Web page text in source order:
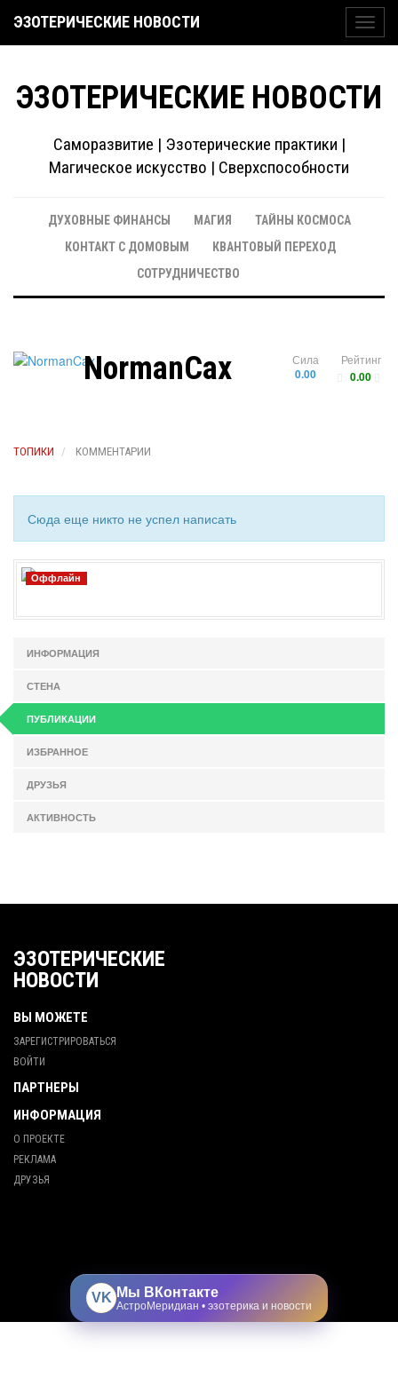
ЭЗОТЕРИЧЕСКИЕ НОВОСТИ
ЭЗОТЕРИЧЕСКИЕ НОВОСТИ
Саморазвитие | Эзотерические практики |
Магическое искусство | Сверхспособности
ДУХОВНЫЕ ФИНАНСЫ МАГИЯ
ТАЙНЫ КОСМОСА
КОНТАКТ С ДОМОВЫМ
КВАНТОВЫЙ ПЕРЕХОД
СОТРУДНИЧЕСТВО
Рейтинг
0.00
Сила
0.00
NormanCax
ТОПИКИ КОММЕНТАРИИ
Сюда еще никто не успел написать
Оффлайн
ИНФОРМАЦИЯ
СТЕНА
ПУБЛИКАЦИИ
ИЗБРАННОЕ
ДРУЗЬЯ
АКТИВНОСТЬ
ЭЗОТЕРИЧЕСКИЕ
НОВОСТИ
ВЫ МОЖЕТЕ
ЗАРЕГИСТРИРОВАТЬСЯ
ВОЙТИ
ПАРТНЕРЫ
ИНФОРМАЦИЯ
О ПРОЕКТЕ
РЕКЛАМА
ДРУЗЬЯ
VK Мы ВКонтакте
АстроМеридиан • эзотерика и новости